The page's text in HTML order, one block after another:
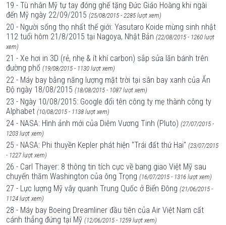
19 - Tù nhân Mỹ tự tay đóng ghế tặng Đức Giáo Hoàng khi ngài
đến Mỹ ngày 22/09/2015 (25/08/2015 - 2285 lượt xem)
20 - Người sống thọ nhất thế giới: Yasutaro Koide mừng sinh nhật
112 tuổi hôm 21/8/2015 tại Nagoya, Nhật Bản (22/08/2015 - 1260 lượt
xem)
21 - Xe hơi in 3D (rẻ, nhẹ & ít khí carbon) sắp sửa lăn bánh trên
đường phố (19/08/2015 - 1130 lượt xem)
22 - Máy bay bằng năng lượng mặt trời tại sân bay xanh của Ấn
Độ ngày 18/08/2015 (18/08/2015 - 1087 lượt xem)
23 - Ngày 10/08/2015: Google đổi tên công ty mẹ thành công ty
Alphabet (10/08/2015 - 1138 lượt xem)
24 - NASA: Hình ảnh mới của Diêm Vương Tinh (Pluto) (27/07/2015 -
1203 lượt xem)
25 - NASA: Phi thuyền Kepler phát hiện "Trái đất thứ Hai" (23/07/2015
- 1227 lượt xem)
26 - Carl Thayer: 8 thông tin tích cực về bang giao Việt Mỹ sau
chuyến thăm Washington của ông Trọng (16/07/2015 - 1316 lượt xem)
27 - Lực lượng Mỹ vây quanh Trung Quốc ở Biển Đông (21/06/2015 -
1124 lượt xem)
28 - Máy bay Boeing Dreamliner đầu tiên của Air Việt Nam cất
cánh thẳng đứng tại Mỹ (12/06/2015 - 1259 lượt xem)